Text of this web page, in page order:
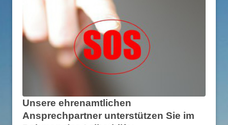
Unsere ehrenamtlichen
Ansprechpartner unterstützen Sie im